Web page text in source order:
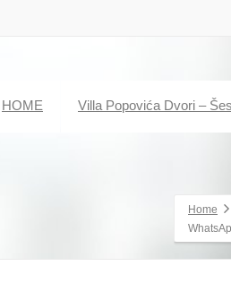
HOME Villa Popovića Dvori –
Home